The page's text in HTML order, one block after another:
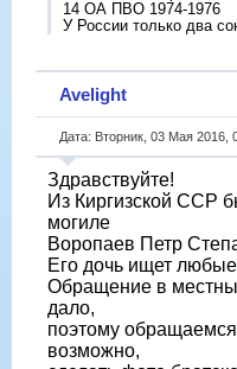
14 ОА ПВО 1974-1976
У России только два
Avelight
Дата: Вторник, 03 Мая 2016,
Здравствуйте!
Из Киргизской ССР
могиле
Воропаев Петр
Его дочь ищет
Обращение в
дало,
поэтому
возможно,